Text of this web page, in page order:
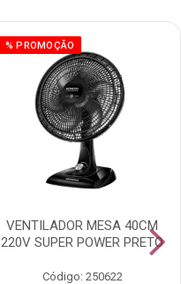
% PROMOÇÃO
VENTILADOR MESA 40CM
220V SUPER POWER PRETO
Código: 250622